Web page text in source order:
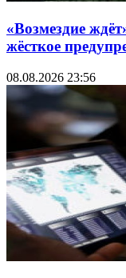
«Возмездие
жёсткое
08.08.2026 23:56